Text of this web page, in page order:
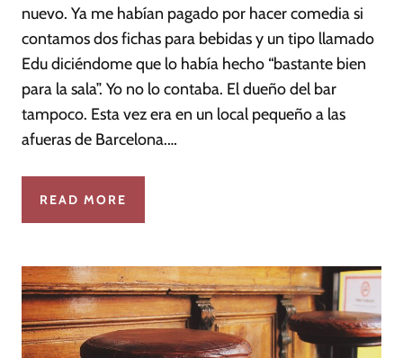
nuevo. Ya me habían pagado por hacer comedia si
contamos dos fichas para bebidas y un tipo llamado
Edu diciéndome que lo había hecho “bastante bien
para la sala”. Yo no lo contaba. El dueño del bar
tampoco. Esta vez era en un local pequeño a las
afueras de Barcelona.…
READ MORE